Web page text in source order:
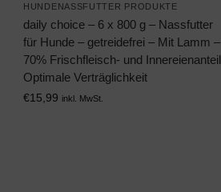
HUNDENASSFUTTER PRODUKTE
daily choice – 6 x 800 g – Nassfutter
für Hunde – getreidefrei – Mit Lamm –
70% Frischfleisch- und Innereienanteil
Optimale Verträglichkeit
€15,99 inkl. MwSt.